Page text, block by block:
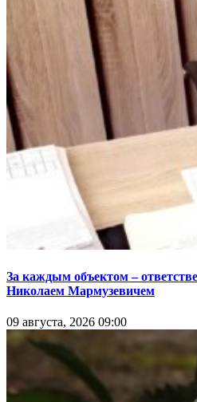
За каждым объектом –
Николаем Мармузевичем
09 августа, 2026 09:00